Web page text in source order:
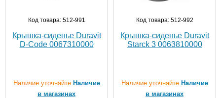
Код товара: 512-991
Крышка-сиденье Duravit
D-Code 0067310000
Наличие уточняйте Наличие
в магазинах
Код товара: 512-992
Крышка-сиденье Duravit
Starck 3 0063810000
Наличие уточняйте Наличие
в магазинах